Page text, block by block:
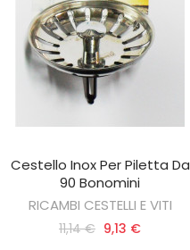
AGGIUNGI AL CARRELLO
Cestello Inox Per Piletta Da
90 Bonomini
RICAMBI CESTELLI E VITI
11,14 € 9,13 €